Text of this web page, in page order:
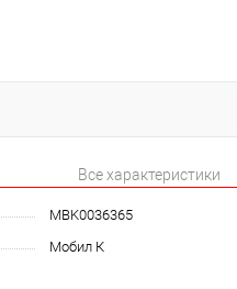
Все характеристики
MBK0036365
Мобил К